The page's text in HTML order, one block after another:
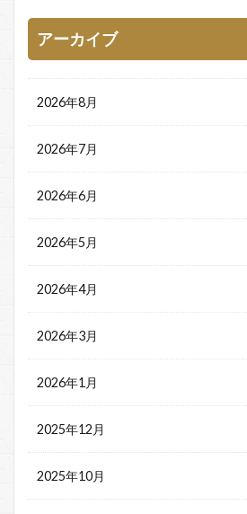
アーカイブ
2026年8月
2026年7月
2026年6月
2026年5月
2026年4月
2026年3月
2026年1月
2025年12月
2025年10月